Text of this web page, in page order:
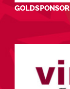
GOLDSPONSOR